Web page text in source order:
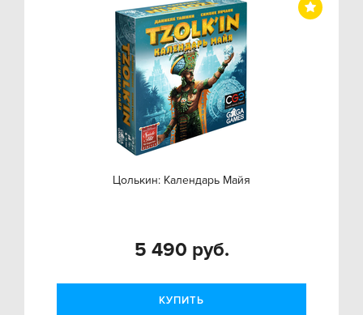
Цолькин: Календарь Майя
5 490 руб.
КУПИТЬ